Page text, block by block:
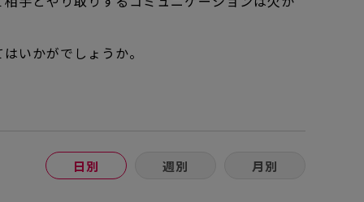
いかがでしょうか。
日別 週別 月別